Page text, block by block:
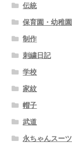
伝統
保育園・幼稚園
制作
刺繍日記
学校
家紋
帽子
武道
永ちゃんスーツ